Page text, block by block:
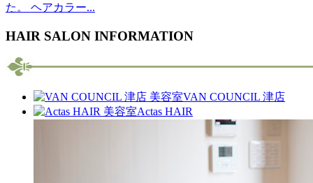
た。 ヘアカラー...
HAIR SALON INFORMATION
VAN COUNCIL 津店
Actas HAIR